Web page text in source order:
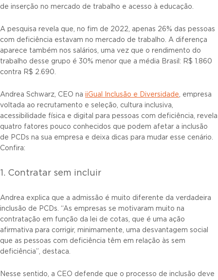
de inserção no mercado de trabalho e acesso à educação.
A pesquisa revela que, no fim de 2022, apenas 26% das pessoas
com deficiência estavam no mercado de trabalho. A diferença
aparece também nos salários, uma vez que o rendimento do
trabalho desse grupo é 30% menor que a média Brasil: R$ 1.860
contra R$ 2.690.
Andrea Schwarz, CEO na iiGual Inclusão e Diversidade , empresa
voltada ao recrutamento e seleção, cultura inclusiva,
acessibilidade física e digital para pessoas com deficiência, revela
quatro fatores pouco conhecidos que podem afetar a inclusão
de PCDs na sua empresa e deixa dicas para mudar esse cenário.
Confira:
1. Contratar sem incluir
Andrea explica que a admissão é muito diferente da verdadeira
inclusão de PCDs. “As empresas se motivaram muito na
contratação em função da lei de cotas, que é uma ação
afirmativa para corrigir, minimamente, uma desvantagem social
que as pessoas com deficiência têm em relação às sem
deficiência”, destaca.
Nesse sentido, a CEO defende que o processo de inclusão deve